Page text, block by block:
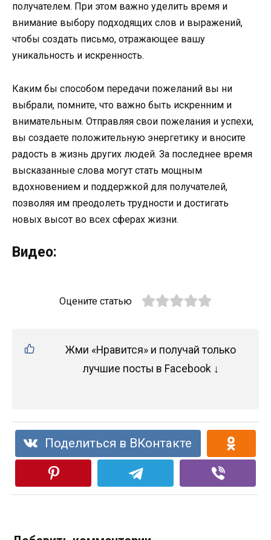
получателем. При этом важно уделить время и
внимание выбору подходящих слов и выражений,
чтобы создать письмо, отражающее вашу
уникальность и искренность.
Каким бы способом передачи пожеланий вы ни
выбрали, помните, что важно быть искренним и
внимательным. Отправляя свои пожелания и успехи,
вы создаете положительную энергетику и вносите
радость в жизнь других людей. За последнее время
высказанные слова могут стать мощным
вдохновением и поддержкой для получателей,
позволяя им преодолеть трудности и достигать
новых высот во всех сферах жизни.
Видео:
Оцените статью
Жми «Нравится» и получай только
лучшие посты в Facebook ↓
Поделиться в ВКонтакте